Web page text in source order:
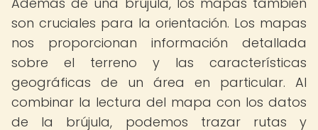
son cruciales para la orientación. Los mapas
nos proporcionan información detallada
sobre el terreno y las características
geográficas de un área en particular. Al
combinar la lectura del mapa con los datos
de la brújula, podemos trazar rutas y